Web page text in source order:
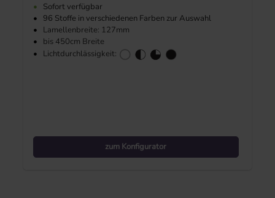
•
Sofort verfügbar
•
96 Stoffe in verschiedenen Farben zur Auswahl
•
Lamellenbreite: 127mm
•
bis 450cm Breite
•
Lichtdurchlässigkeit:
zum Konfigurator